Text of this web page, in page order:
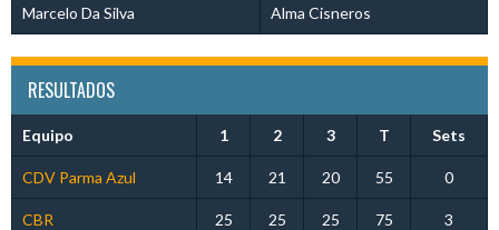
Marcelo Da Silva Alma Cisneros
RESULTADOS
Equipo 1 2 3 T Sets
CDV Parma Azul 14 21 20 55 0
CBR 25 25 25 75 3